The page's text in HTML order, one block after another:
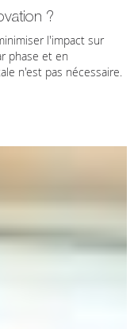
?
l'impact sur
phase et en
n'est pas nécessaire.